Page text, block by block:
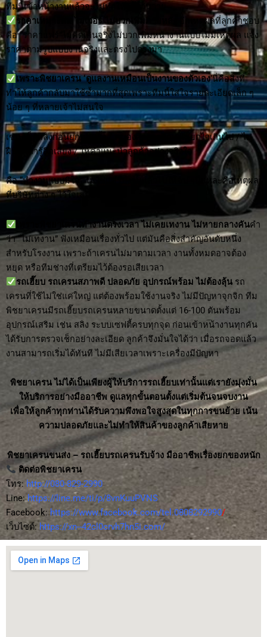
ทีมนี้เข้าหน้างานแล้วจะไม่ทำให้งานวุ่นวาย
ราคาเหมาะสม ไม่เว่อร์ ไม่บวกเพิ่มภายหลัง
อีกเหตุผลที่ลูกค้าชอบ
คือ “ราคาแฟร์”ไม่คิดเกินจริงไม่บวกเพิ่มหน้างานแบบไม่มีเหตุผล แจ้ง
ราคาตามรูปแบบงานจริงและตรงไปตรงมา
เพราะพิชยาเครน ‘ดูแลงานเหมือนเป็นงานของตัวเอง’นี่คือสิ่งที่
ทำให้ลูกค้ากลับมาใช้ซ้ำมากที่สุดเพราะทีมนี้ใส่ใจรายละเอียดเล็ก ๆ
น้อย ๆ ที่หลายเจ้าไม่สนใจ
เช่น เช็กสลิงก่อนยกทุกครั้ง / คุมองศาการยก / ไม่ยกไวเกินไป / ไม่
ฝืนยกถ้ารู้สึกเสี่ยง / ให้คำแนะนำลูกค้าอย่างจริงใจ
คือ “ทำงานแบบมีใจ” ไม่ใช่แค่รับงานแล้วไปให้จบ ๆนี่แหละคือเหตุผล
ที่บริษัทต่าง ๆ ไว้ใจเสมอมา
เพราะพิชยาเครนทำงานตรงเวลา ไม่เคยเทงาน ไม่หายกลางคันคำ
ว่า “ไม่เทงาน” ฟังเหมือนเรื่องทั่วไป แต่มันคือสิ่งสำคัญอันดับหนึ่ง
สำหรับโรงงาน เพราะถ้าเครนไม่มาตามเวลา งานทั้งหมดอาจต้อง
หยุด หรือทีมช่างที่เตรียมไว้ต้องรอเสียเวลา
รถเฮี๊ยบ รถเครนสภาพดี ปลอดภัย อุปกรณ์พร้อม ไม่ต้องลุ้นรถ
เครนที่ใช้ไม่ใช่แค่ใหญ่ แต่ต้องพร้อมใช้งานจริง ไม่มีปัญหาจุกจิก ทีม
พิชยาเครนมีรถเฮี๊ยบรถเครนหลายขนาดตั้งแต่ 16-100 ตันพร้อม
อุปกรณ์เสริม เช่น สลิง ระบบเซฟตี้ครบทุกจุด ก่อนเข้าหน้างานทุกคัน
ได้รับการตรวจเช็กอย่างละเอียด ลูกค้าจึงมั่นใจได้ว่า เมื่อรถจอดแล้ว
งานสามารถเริ่มได้ทันที ไม่มีเสียเวลาเพราะเครื่องมีปัญหา
พิชยาเครน ไม่ได้เป็นเพียงผู้ให้บริการรถเฮี๊ยบเท่านั้นแต่เรายังมุ่งมั่น
ให้บริการอย่างมืออาชีพ ดูแลทุกขั้นตอนตั้งแต่เริ่มต้นจนจบงาน
เพื่อให้ลูกค้าทุกท่านได้รับความพึงพอใจสูงสุดในทุกการขนย้าย เน้น
ความปลอดภัยและไม่ทำให้สินค้าของลูกค้าเสียหาย
พิชยาเครนขนส่ง – รถเฮี๊ยบรถเครนรับจ้าง มืออาชีพเรื่องยกของหนัก
ติดต่อพิชยาเครน
โทร: http://080-829-2990
Line: https://line.me/ti/p/8vnKuuPVNS
Facebook: https://www.facebook.com/tel.0808292990/
เว็บไซต์: https://xn--42cl0crvh7hn5i.com/